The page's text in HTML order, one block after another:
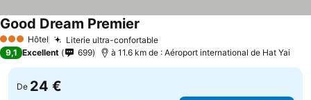
3 ÉtoilesHôtel Literie ultra-confortable
Good Dream Premier
9,1 Excellent 699 à 11.6 km de : Aéroport international de Hat Yai
De 24 €